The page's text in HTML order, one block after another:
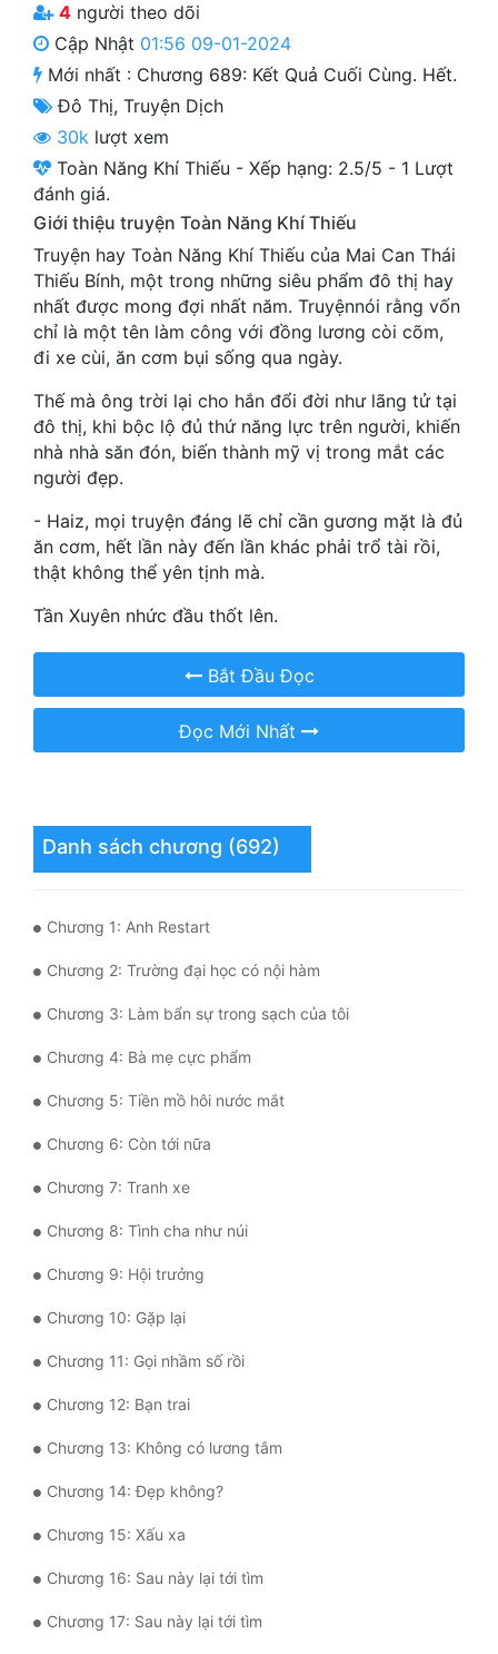
Cung Đấu
Cạnh Kỹ
Cổ Tiên Hiệp
Cổ Đại
Du Hí
Dã Sử
Dị Giới
Dị Năng
Gia Đấu
Góc Nhìn Nam
Góc Nhìn Nữ
Huyền Huyễn
Huyền Nghi
Huyền Ảo
Hệ Thống
Học Đường
Khoa Huyễn Không Gian
Kiếm Hiệp
Kỳ Huyễn
Kỳ Ảo
Linh Dị
Làm Giàu
Lịch Sử
Mưu Mô
Mạt Thế
4 người theo dõi
Cập Nhật 01:56 09-01-2024
Mới nhất : Chương 689: Kết Quả Cuối Cùng. Hết.
Đô Thị, Truyện Dịch
30k lượt xem
Toàn Năng Khí Thiếu - Xếp hạng: 2.5/5 - 1 Lượt
đánh giá.
Giới thiệu truyện Toàn Năng Khí Thiếu
Truyện hay Toàn Năng Khí Thiếu của Mai Can Thái
Thiếu Bính, một trong những siêu phẩm đô thị hay
nhất được mong đợi nhất năm. Truyệnnói rằng vốn
chỉ là một tên làm công với đồng lương còi cõm,
đi xe cùi, ăn cơm bụi sống qua ngày.
Thế mà ông trời lại cho hắn đổi đời như lãng tử tại
đô thị, khi bộc lộ đủ thứ năng lực trên người, khiến
nhà nhà săn đón, biến thành mỹ vị trong mắt các
người đẹp.
- Haiz, mọi truyện đáng lẽ chỉ cần gương mặt là đủ
ăn cơm, hết lần này đến lần khác phải trổ tài rồi,
thật không thể yên tịnh mà.
Tần Xuyên nhức đầu thốt lên.
Bắt Đầu Đọc
Đọc Mới Nhất
Danh sách chương (692)
Chương 1: Anh Restart
Chương 2: Trường đại học có nội hàm
Chương 3: Làm bẩn sự trong sạch của tôi
Chương 4: Bà mẹ cực phẩm
Chương 5: Tiền mồ hôi nước mắt
Chương 6: Còn tới nữa
Chương 7: Tranh xe
Chương 8: Tình cha như núi
Chương 9: Hội trưởng
Chương 10: Gặp lại
Chương 11: Gọi nhầm số rồi
Chương 12: Bạn trai
Chương 13: Không có lương tâm
Chương 14: Đẹp không?
Chương 15: Xấu xa
Chương 16: Sau này lại tới tìm
Chương 17: Sau này lại tới tìm